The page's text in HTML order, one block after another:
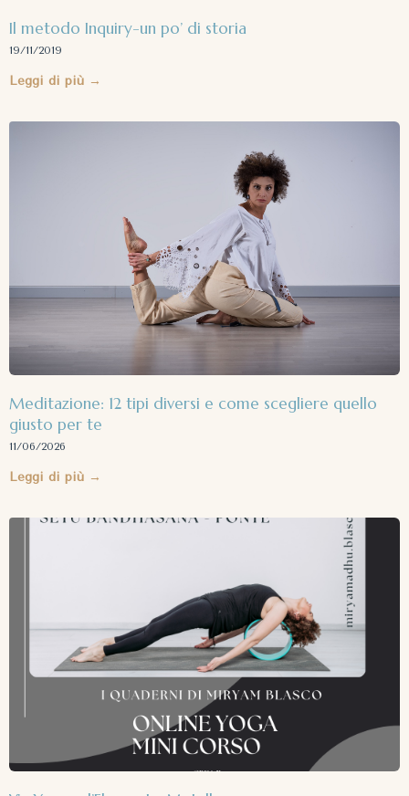
Il metodo Inquiry-un po’ di storia
19/11/2019
Leggi di più →
Meditazione: 12 tipi diversi e come scegliere quello
giusto per te
11/06/2026
Leggi di più →